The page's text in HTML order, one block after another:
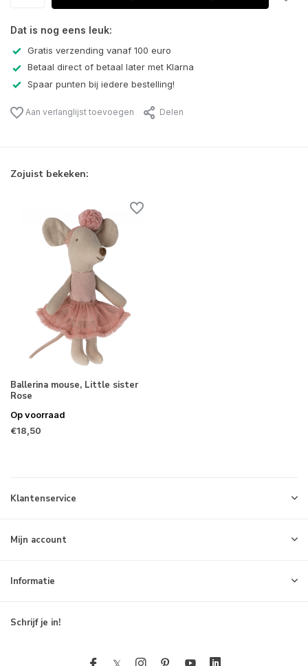
Dat is nog eens leuk:
Gratis verzending vanaf 100 euro
Betaal direct of betaal later met Klarna
Spaar punten bij iedere bestelling!
Aan verlanglijst toevoegen Delen
Zojuist bekeken:
Ballerina mouse, Little sister
Rose
Op voorraad
€18,50
Klantenservice
Mijn account
Informatie
Schrijf je in!